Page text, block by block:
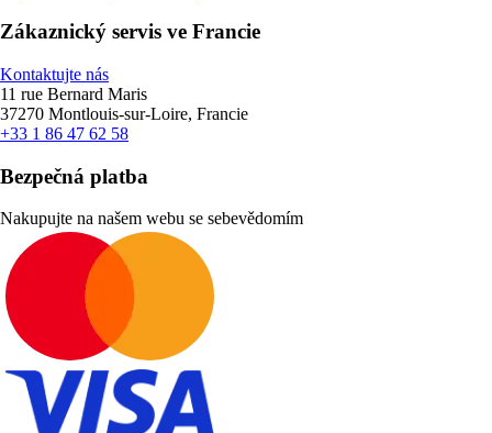
Zákaznický servis ve Francie
Kontaktujte nás
11 rue Bernard Maris
37270 Montlouis-sur-Loire, Francie
+33 1 86 47 62 58
Bezpečná platba
Nakupujte na našem webu se sebevědomím